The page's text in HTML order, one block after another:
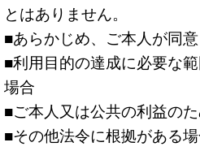
とはありません。
■あらかじめ、ご本人が同
■利用目的の達成に必要な
場合
■ご本人又は公共の利益の
■その他法令に根拠がある